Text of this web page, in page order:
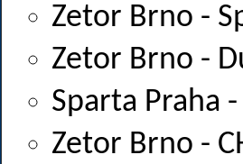
Zetor Brno -
Zetor Brno -
Sparta Praha
Zetor Brno -